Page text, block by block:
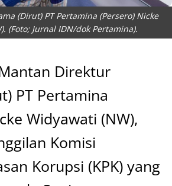
(Dirut) PT Pertamina (Persero) Nicke
(Foto; Jurnal IDN/dok Pertamina).
Direktur
PT Pertamina
Widyawati (NW),
Komisi
Korupsi (KPK) yang